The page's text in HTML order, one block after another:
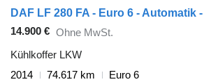
14.900 € Ohne MwSt.
Kühlkoffer LKW
2014
74.617 km
Euro 6